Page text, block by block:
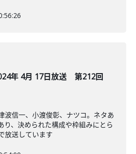
年 4月 17日放送 第212回
波信一、小渡俊彰、ナツコ。ネタあ
り、決められた構成や枠組みにとら
放送しています